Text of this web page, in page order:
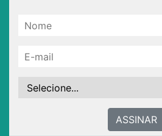
ASSINAR